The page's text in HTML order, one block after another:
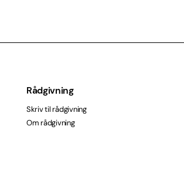
Rådgivning
Skriv til rådgivning
Om rådgivning